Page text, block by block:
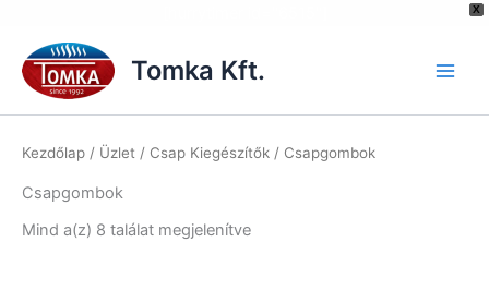
X
content
Tomka Kft.
Kezdőlap / Üzlet / Csap Kiegészítők / Csapgombok
Csapgombok
Mind a(z) 8 találat megjelenítve